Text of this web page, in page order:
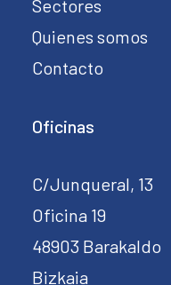
Sectores
Quienes somos
Contacto
Oficinas
C/Junqueral, 13
Oficina 19
48903 Barakaldo
Bizkaia